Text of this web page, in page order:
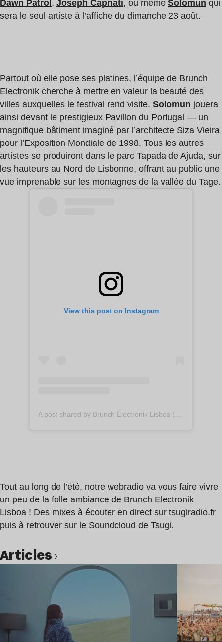
Dawn Patrol , Joseph Capriati, ou même Solomun qui
sera le seul artiste à l’affiche du dimanche 23 août.
Partout où elle pose ses platines, l’équipe de Brunch
Electronik cherche à mettre en valeur la beauté des
villes auxquelles le festival rend visite. Solomun jouera
ainsi devant le prestigieux Pavillon du Portugal — un
magnifique bâtiment imaginé par l’architecte Siza Vieira
pour l’Exposition Mondiale de 1998. Tous les autres
artistes se produiront dans le parc Tapada de Ajuda, sur
les hauteurs au Nord de Lisbonne, offrant au public une
vue imprenable sur les montagnes de la vallée du Tage.
View this post on Instagram
A post shared by Brunch Electronik Lisboa (@brunchlisboa)
Tout au long de l’été, notre webradio va vous faire vivre
un peu de la folle ambiance de Brunch Electronik
Lisboa ! Des mixes à écouter en direct sur tsugiradio.fr
puis à retrouver sur le Soundcloud de Tsugi.
Articles